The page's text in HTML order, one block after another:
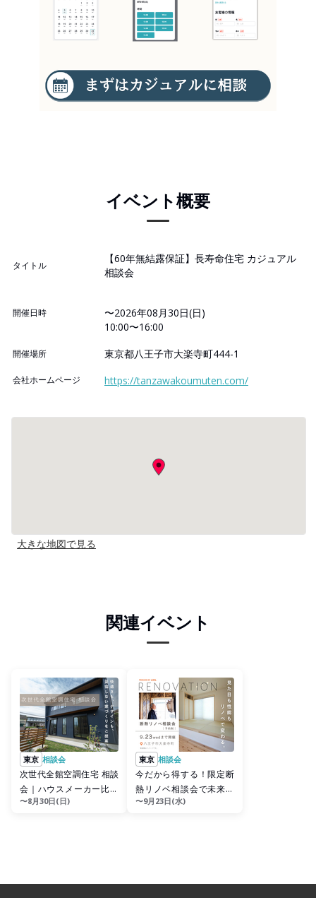
イベント概要
タイトル
【60年無結露保証】長寿命住宅 カジュアル
相談会
開催日時
〜2026年08月30日(日)
10:00〜16:00
開催場所 東京都八王子市大楽寺町444-1
会社ホームページ https://tanzawakoumuten.com/
大きな地図で見る
関連イベント
東京 相談会
次世代全館空調住宅 相談
会｜ハウスメーカー比較
中の方にもおすすめ
〜8月30日(日)
東京 相談会
今だから得する！限定断
熱リノベ相談会で未来の
家探し
〜9月23日(水)